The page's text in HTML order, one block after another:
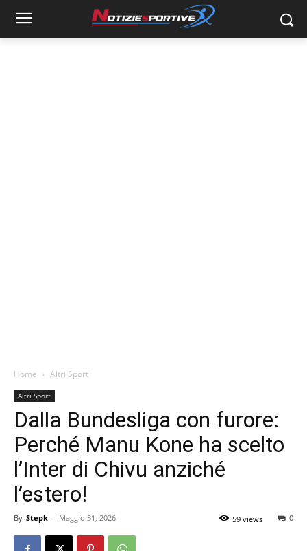
Home Altri Sport
Altri Sport
Dalla Bundesliga con furore:
Perché Manu Kone ha scelto
l’Inter di Chivu anziché
l’estero!
By Stepk - Maggio 31, 2026 0
59 views